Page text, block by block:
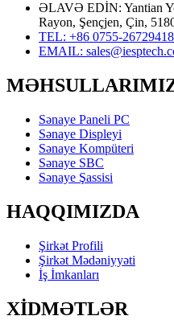
ƏLAVƏ EDİN: Yantian
Rayon, Şençjen, Çin,
TEL: +86 0755-26729418
EMAIL:
Sənaye Paneli PC
Sənaye Displeyi
Sənaye Kompüteri
Sənaye SBC
Sənaye Şassisi
HAQQIMIZDA
Şirkət Profili
Şirkət Mədəniyyəti
İş İmkanları
XİDMƏTLƏR